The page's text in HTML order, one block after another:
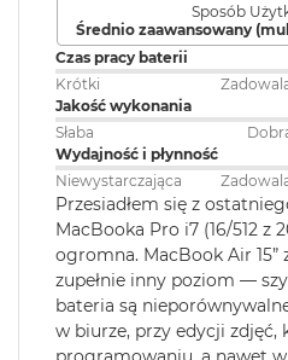
M
a
c
B
o
k
A
i
r
5
1
2
G
B
Akceleratory Neural Accelerator
Sprzętowa akceleracja ray tracingu
153 GB/s przepustowości pamięci
Silnik multimedialny
Sprzętowa akceleracja obsługi
Silnik dekodowania wideo
Silnik kodowania wideo
klawiatura:
TAK
Touch ID:
Obsługa
wyświetlaczy :
6K
Odtwarzanie wideo:
Sposób
Średnio zaawansowany
Czas pracy baterii
Krótki
Jakość wykonania
Słaba
Wydajność i płynność
Niewystarczająca
Przesiadłem się z
MacBooka Pro i7 (16/512 z
ogromna. MacBook Air 15”
zupełnie inny poziom —
bateria są
w biurze, przy edycji